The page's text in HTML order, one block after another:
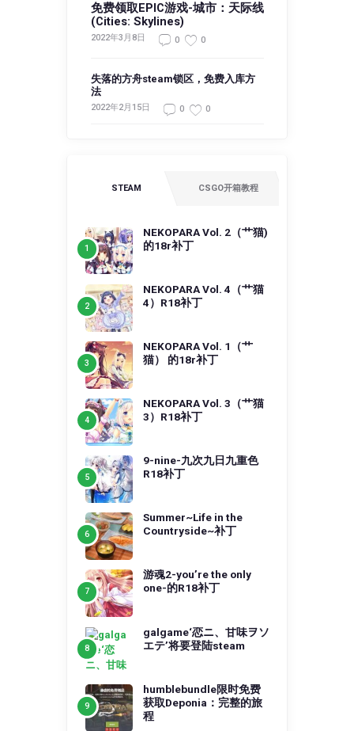
免费领取EPIC游戏-城市：天际线
(Cities: Skylines)
2022年3月8日 0 0
失落的方舟steam锁区，免费入库方
法
2022年2月15日 0 0
STEAM CSGO开箱教程
NEKOPARA Vol. 2（艹猫)
的18r补丁
NEKOPARA Vol. 4（艹猫
4）R18补丁
NEKOPARA Vol. 1（艹
猫） 的18r补丁
NEKOPARA Vol. 3（艹猫
3）R18补丁
9-nine-九次九日九重色
R18补丁
Summer~Life in the
Countryside~补丁
游魂2-you’re the only
one-的R18补丁
galgame‘恋ニ、甘味ヲソ
エテ’将要登陆steam
humblebundle限时免费
获取Deponia：完整的旅
程